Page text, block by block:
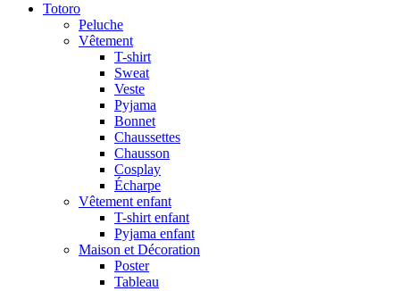
Totoro
Peluche
Vêtement
T-shirt
Sweat
Veste
Pyjama
Bonnet
Chaussettes
Chausson
Cosplay
Écharpe
Vêtement enfant
T-shirt enfant
Pyjama enfant
Maison et Décoration
Poster
Tableau